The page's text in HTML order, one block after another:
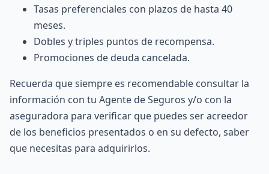
Tasas preferenciales con plazos de hasta 40
meses.
Dobles y triples puntos de recompensa.
Promociones de deuda cancelada.
Recuerda que siempre es recomendable consultar la
información con tu Agente de Seguros y/o con la
aseguradora para verificar que puedes ser acreedor
de los beneficios presentados o en su defecto, saber
que necesitas para adquirirlos.